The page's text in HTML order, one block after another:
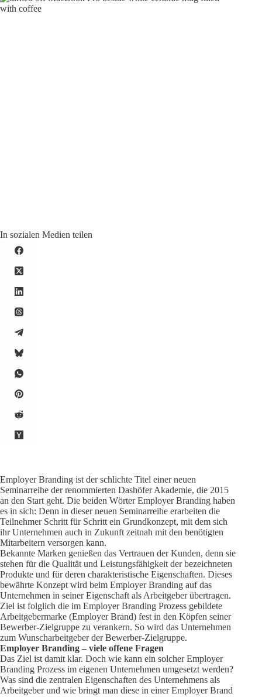
In sozialen Medien teilen
Employer Branding ist der schlichte Titel einer neuen
Seminarreihe der renommierten Dashöfer Akademie, die 2015
an den Start geht. Die beiden Wörter Employer Branding haben
es in sich: Denn in dieser neuen Seminarreihe erarbeiten die
Teilnehmer Schritt für Schritt ein Grundkonzept, mit dem sich
ihr Unternehmen auch in Zukunft zeitnah mit den benötigten
Mitarbeitern versorgen kann.
Bekannte Marken genießen das Vertrauen der Kunden, denn sie
stehen für die Qualität und Leistungsfähigkeit der bezeichneten
Produkte und für deren charakteristische Eigenschaften. Dieses
bewährte Konzept wird beim Employer Branding auf das
Unternehmen in seiner Eigenschaft als Arbeitgeber übertragen.
Ziel ist folglich die im Employer Branding Prozess gebildete
Arbeitgebermarke (Employer Brand) fest in den Köpfen seiner
Bewerber-Zielgruppe zu verankern. So wird das Unternehmen
zum Wunscharbeitgeber der Bewerber-Zielgruppe.
Employer Branding – viele offene Fragen
Das Ziel ist damit klar. Doch wie kann ein solcher Employer
Branding Prozess im eigenen Unternehmen umgesetzt werden?
Was sind die zentralen Eigenschaften des Unternehmens als
Arbeitgeber und wie bringt man diese in einer Employer Brand